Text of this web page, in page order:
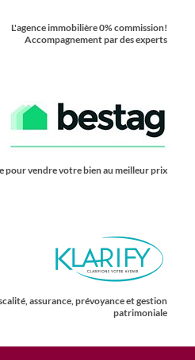
L'agence immobilière 0% commission!
Accompagnement par des experts
pour vendre votre bien au meilleur prix
assurance, prévoyance et gestion
patrimoniale